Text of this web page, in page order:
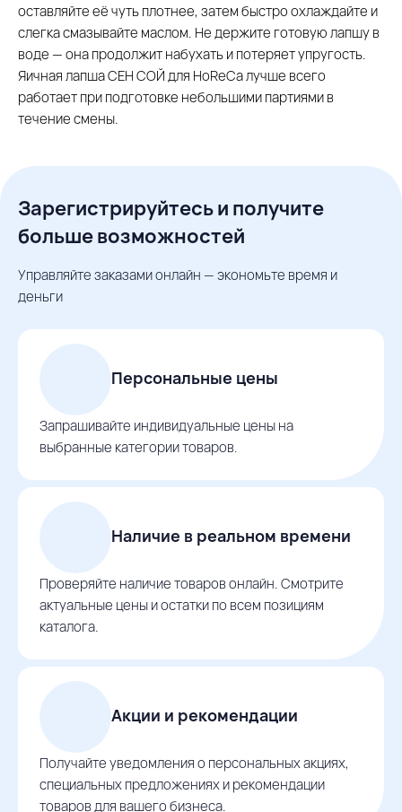
оставляйте её чуть плотнее, затем быстро охлаждайте и
слегка смазывайте маслом. Не держите готовую лапшу в
воде — она продолжит набухать и потеряет упругость.
Яичная лапша СЕН СОЙ для HoReCa лучше всего
работает при подготовке небольшими партиями в
течение смены.
Зарегистрируйтесь и получите
больше возможностей
Управляйте заказами онлайн — экономьте время и
деньги
Персональные цены
Запрашивайте индивидуальные цены на
выбранные категории товаров.
Наличие в реальном времени
Проверяйте наличие товаров онлайн. Смотрите
актуальные цены и остатки по всем позициям
каталога.
Акции и рекомендации
Получайте уведомления о персональных акциях,
специальных предложениях и рекомендации
товаров для вашего бизнеса.